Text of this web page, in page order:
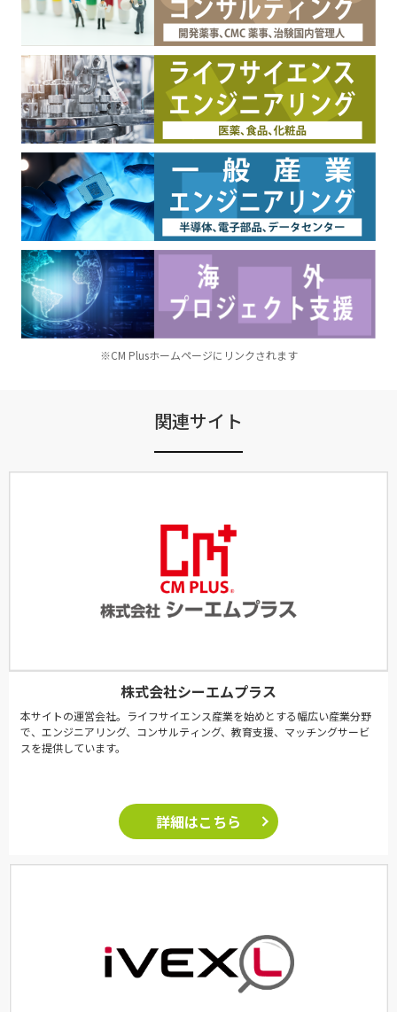
※CM Plusホームページにリンクされます
関連サイト
株式会社シーエムプラス
本サイトの運営会社。ライフサイエンス産業を始めとする幅広い産業分野
で、エンジニアリング、コンサルティング、教育支援、マッチングサービ
スを提供しています。
詳細はこちら